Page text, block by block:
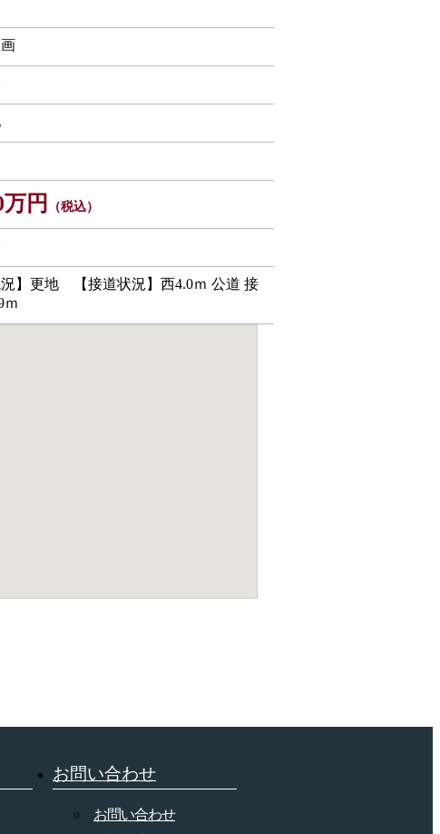
万円 （税込）
況】更地 【接道状況】西4.0ｍ 公道 接
ｍ
お問い合わせ
お問い合わせ